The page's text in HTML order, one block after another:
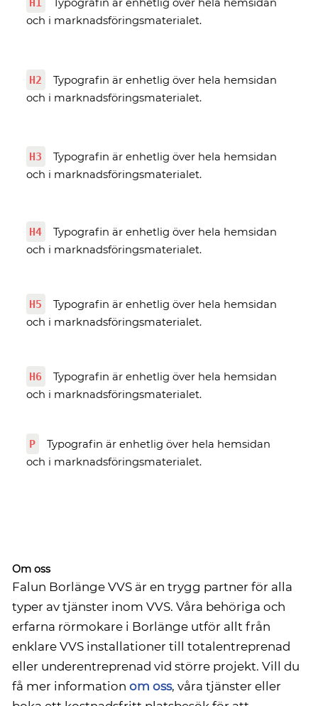
H1
Typografin är enhetlig över hela hemsidan
och i marknadsföringsmaterialet.
H2
Typografin är enhetlig över hela hemsidan
och i marknadsföringsmaterialet.
H3
Typografin är enhetlig över hela hemsidan
och i marknadsföringsmaterialet.
H4
Typografin är enhetlig över hela hemsidan
och i marknadsföringsmaterialet.
H5
Typografin är enhetlig över hela hemsidan
och i marknadsföringsmaterialet.
H6
Typografin är enhetlig över hela hemsidan
och i marknadsföringsmaterialet.
P
Typografin är enhetlig över hela hemsidan
och i marknadsföringsmaterialet.
Om oss
Falun Borlänge VVS är en trygg partner för alla
typer av tjänster inom VVS. Våra behöriga och
erfarna rörmokare i Borlänge utför allt från
enklare VVS installationer till totalentreprenad
eller underentreprenad vid större projekt. Vill du
få mer information om oss, våra tjänster eller